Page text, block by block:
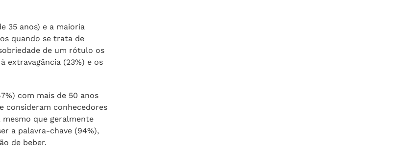
anos), bastante abastada,
argumentos (95%)
(61%) ou colegas
35 anos) e a maioria
de um rótulo os
extravagância (23%) e os
com mais de 50 anos